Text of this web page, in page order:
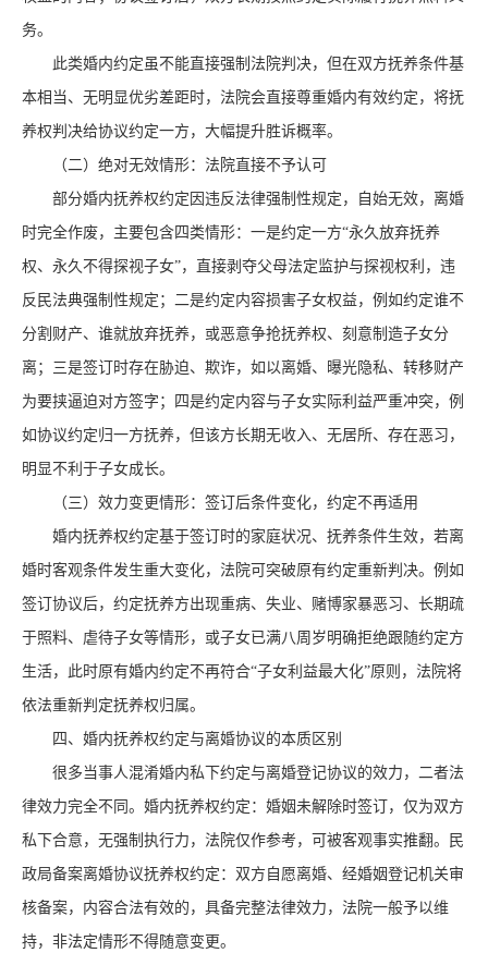
务。
此类婚内约定虽不能直接强制法院判决，但在双方抚养条件基
本相当、无明显优劣差距时，法院会直接尊重婚内有效约定，将抚
养权判决给协议约定一方，大幅提升胜诉概率。
（二）绝对无效情形：法院直接不予认可
部分婚内抚养权约定因违反法律强制性规定，自始无效，离婚
时完全作废，主要包含四类情形：一是约定一方“永久放弃抚养
权、永久不得探视子女”，直接剥夺父母法定监护与探视权利，违
反民法典强制性规定；二是约定内容损害子女权益，例如约定谁不
分割财产、谁就放弃抚养，或恶意争抢抚养权、刻意制造子女分
离；三是签订时存在胁迫、欺诈，如以离婚、曝光隐私、转移财产
为要挟逼迫对方签字；四是约定内容与子女实际利益严重冲突，例
如协议约定归一方抚养，但该方长期无收入、无居所、存在恶习，
明显不利于子女成长。
（三）效力变更情形：签订后条件变化，约定不再适用
婚内抚养权约定基于签订时的家庭状况、抚养条件生效，若离
婚时客观条件发生重大变化，法院可突破原有约定重新判决。例如
签订协议后，约定抚养方出现重病、失业、赌博家暴恶习、长期疏
于照料、虐待子女等情形，或子女已满八周岁明确拒绝跟随约定方
生活，此时原有婚内约定不再符合“子女利益最大化”原则，法院将
依法重新判定抚养权归属。
四、婚内抚养权约定与离婚协议的本质区别
很多当事人混淆婚内私下约定与离婚登记协议的效力，二者法
律效力完全不同。婚内抚养权约定：婚姻未解除时签订，仅为双方
私下合意，无强制执行力，法院仅作参考，可被客观事实推翻。民
政局备案离婚协议抚养权约定：双方自愿离婚、经婚姻登记机关审
核备案，内容合法有效的，具备完整法律效力，法院一般予以维
持，非法定情形不得随意变更。